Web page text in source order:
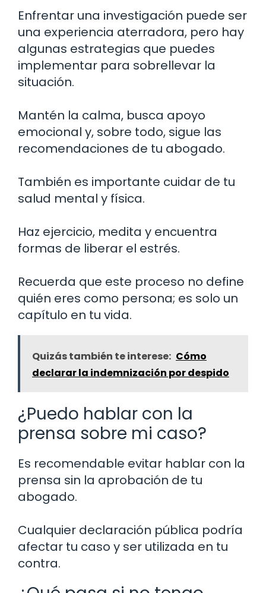
Enfrentar una investigación puede ser
una experiencia aterradora, pero hay
algunas estrategias que puedes
implementar para sobrellevar la
situación.
Mantén la calma, busca apoyo
emocional y, sobre todo, sigue las
recomendaciones de tu abogado.
También es importante cuidar de tu
salud mental y física.
Haz ejercicio, medita y encuentra
formas de liberar el estrés.
Recuerda que este proceso no define
quién eres como persona; es solo un
capítulo en tu vida.
Quizás también te interese: Cómo
declarar la indemnización por despido
¿Puedo hablar con la
prensa sobre mi caso?
Es recomendable evitar hablar con la
prensa sin la aprobación de tu
abogado.
Cualquier declaración pública podría
afectar tu caso y ser utilizada en tu
contra.